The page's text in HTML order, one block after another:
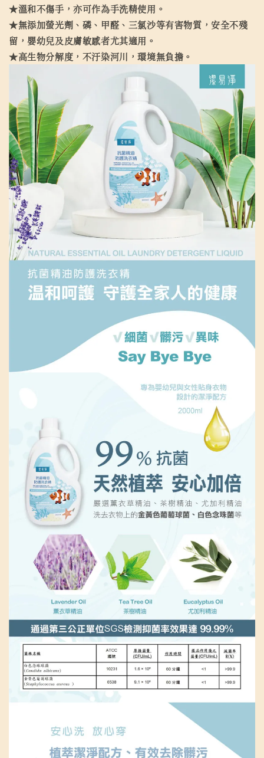
★溫和不傷手，亦可作為手洗精使用。
★無添加螢光劑、磷、甲醛、三氯沙等有害物質，安全不殘
留，嬰幼兒及皮膚敏感者尤其適用。
★高生物分解度，不汙染河川，環境無負擔。